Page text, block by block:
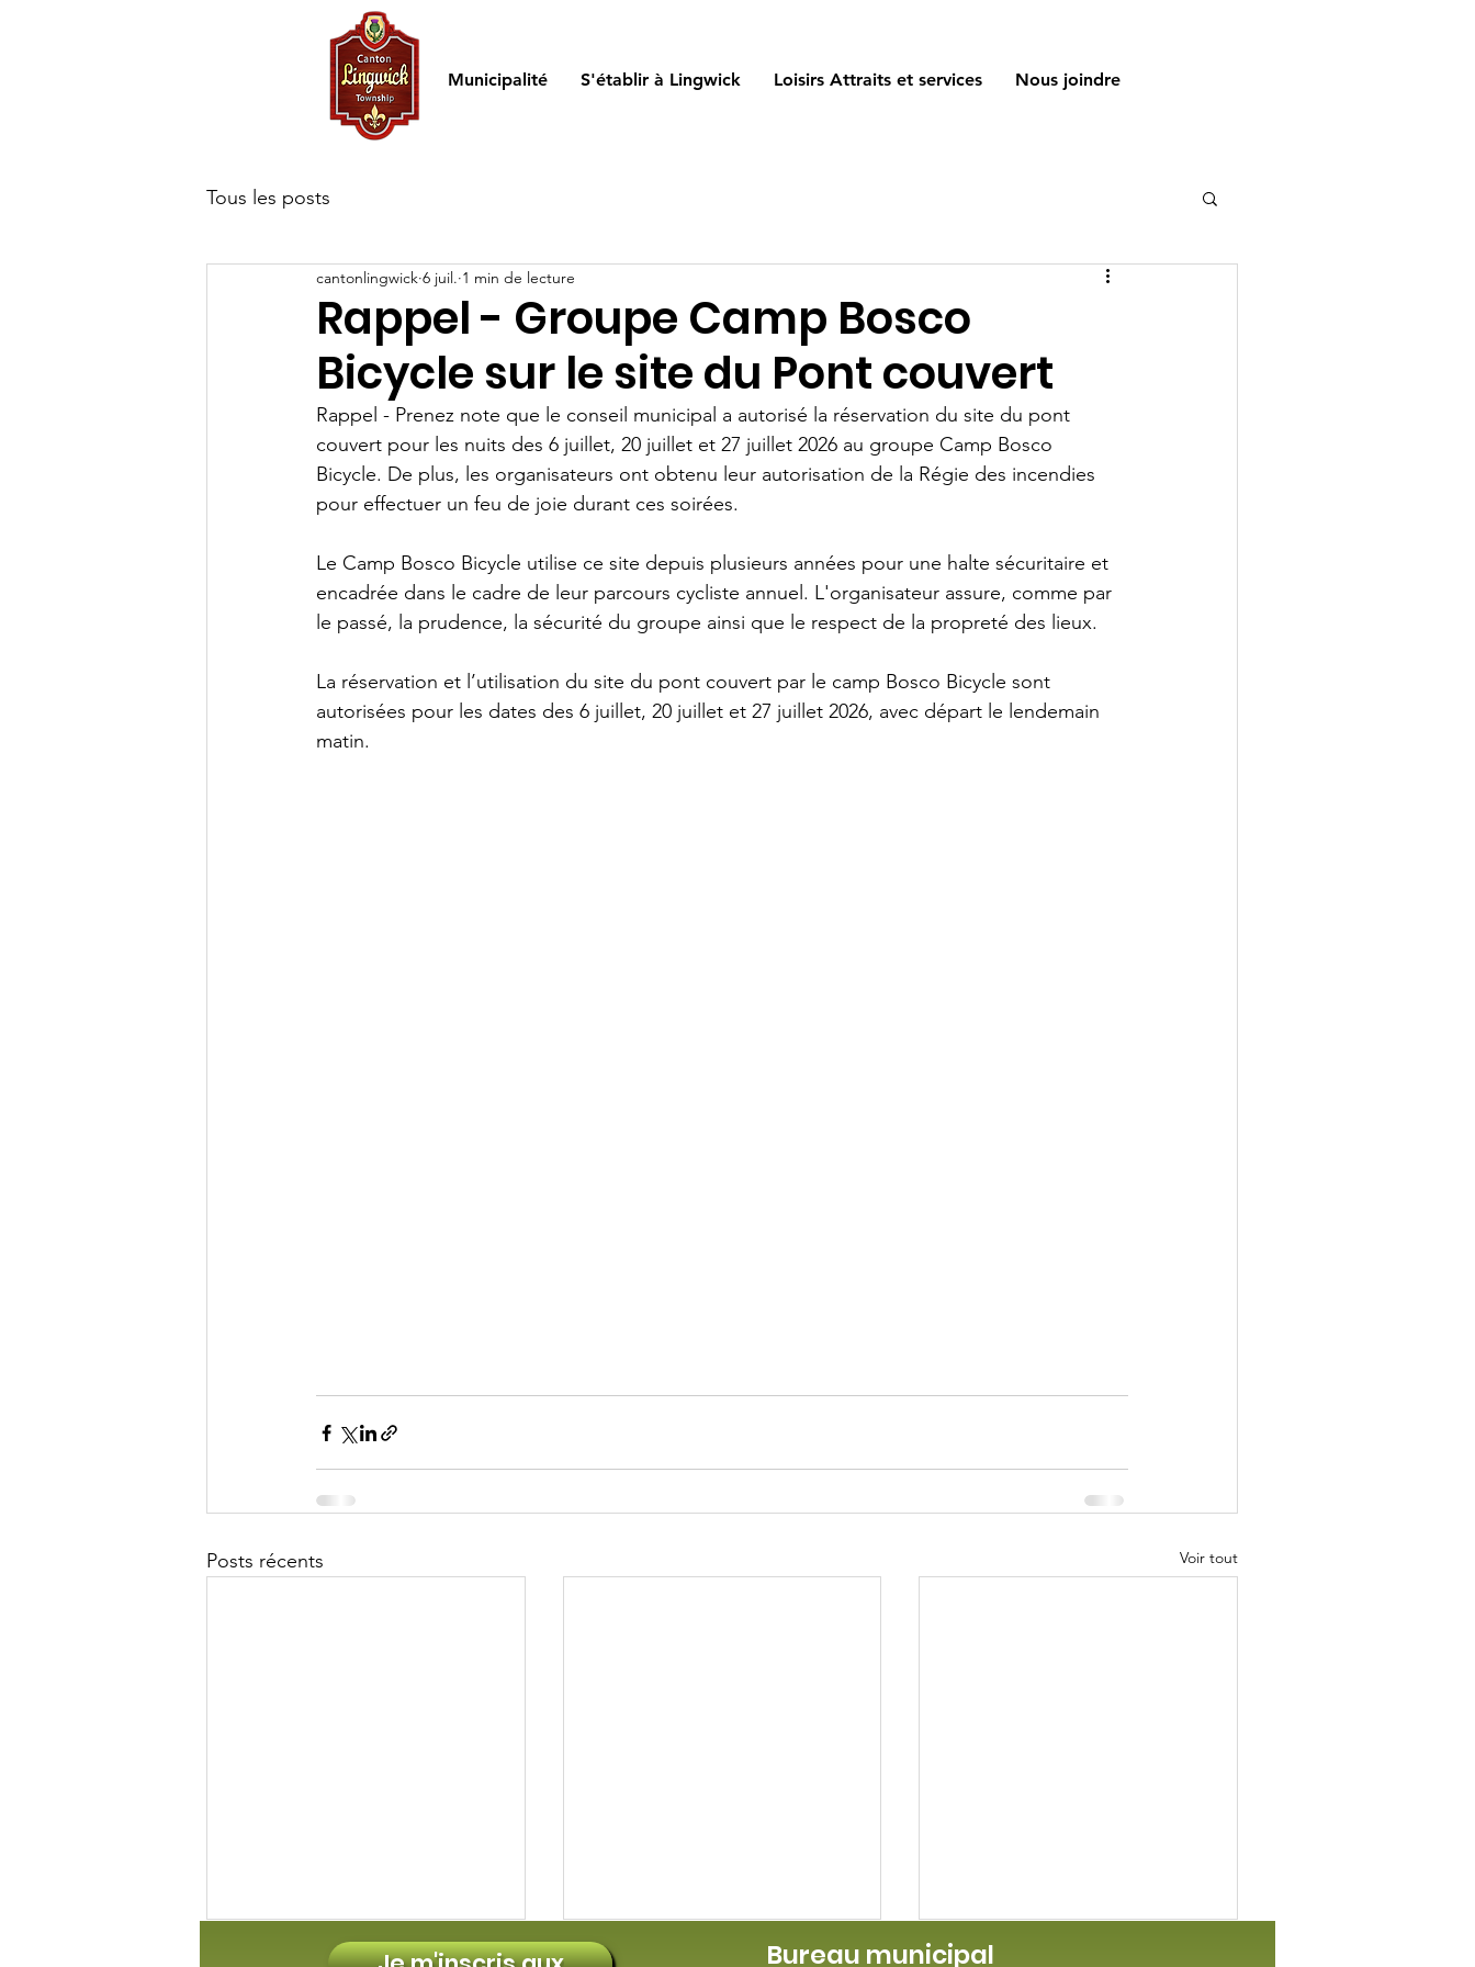
Accueil Municipalité S'établir à Lingwick Loisirs Attraits et services Nous joindre
Tous les posts
Rappel - Groupe Camp Bosco
Bicycle sur le site du Pont couvert
cantonlingwick 6 juil. 1 min de lecture
Rappel - Prenez note que le conseil municipal a autorisé la réservation du site du pont
couvert pour les nuits des 6 juillet, 20 juillet et 27 juillet 2026 au groupe Camp Bosco
Bicycle. De plus, les organisateurs ont obtenu leur autorisation de la Régie des incendies
pour effectuer un feu de joie durant ces soirées.
Le Camp Bosco Bicycle utilise ce site depuis plusieurs années pour une halte sécuritaire et
encadrée dans le cadre de leur parcours cycliste annuel. L'organisateur assure, comme par
le passé, la prudence, la sécurité du groupe ainsi que le respect de la propreté des lieux.
La réservation et l’utilisation du site du pont couvert par le camp Bosco Bicycle sont
autorisées pour les dates des 6 juillet, 20 juillet et 27 juillet 2026, avec départ le lendemain
matin.
Posts récents Voir tout
Bureau municipal